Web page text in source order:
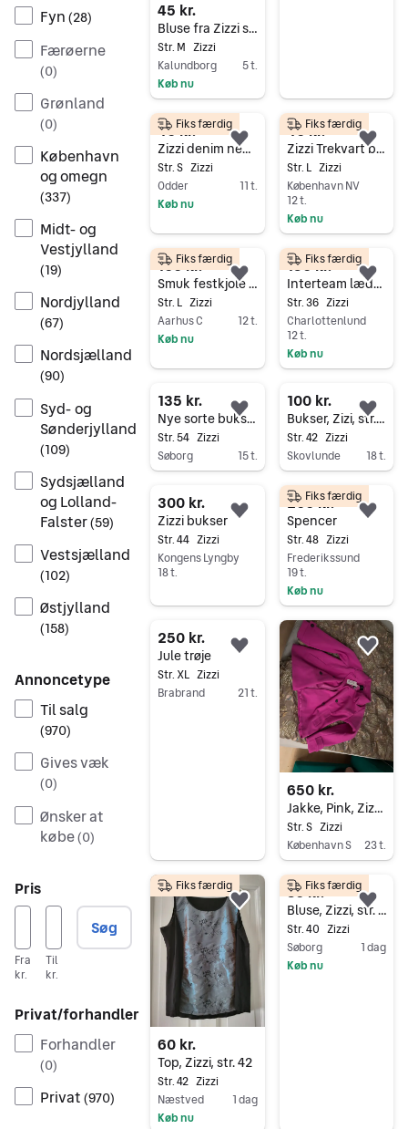
Fyn (28)
Færøerne
(0)
Grønland
(0)
København
og omegn
(337)
Midt- og
Vestjylland
(19)
Nordjylland
(67)
Nordsjælland
(90)
Syd- og
Sønderjylland
(109)
Sydsjælland
og Lolland-
Falster(59)
Vestsjælland
(102)
Østjylland
(158)
Annoncetype
Til salg
(970)
Gives væk
(0)
Ønsker at
købe(0)
Pris
Fra
kr.
Til
kr.
Søg
Privat/forhandler
Forhandler
(0)
Privat (970)
45 kr.
Bluse fra Zizzi str. M
Str. M Zizzi
Kalundborg
5 t.
Køb nu
40 kr.
Zizzi denim nederdel str. S (42/44)
Str. S Zizzi
Odder
11 t.
Køb nu
Fiks færdig
Føj til favoritter.
Gå til annoncen
40 kr.
Zizzi Trekvart bukser
Str. L Zizzi
København NV
12 t.
Køb nu
Fiks færdig
Føj
100 kr.
Smuk festkjole fra Zizzi
Str. L Zizzi
Aarhus C
12 t.
Køb nu
Fiks færdig
Føj til favoritter.
Gå til annoncen
150 kr.
Interteam lædernederdel str 36 brun
Str. 36 Zizzi
Charlottenlund
12 t.
Køb nu
Fiks færdig
Føj
135 kr.
Nye sorte bukser med hvide prikker
Str. 54 Zizzi
Søborg
15 t.
Føj til favoritter.
100 kr.
Bukser, Zizi, str. 42
Str. 42 Zizzi
Skovlunde
18 t.
Føj
300 kr.
Zizzi bukser
Str. 44 Zizzi
Kongens Lyngby
18 t.
Føj til favoritter.
Gå til annoncen
200 kr.
Spencer
Str. 48 Zizzi
Frederikssund
19 t.
Køb nu
Fiks færdig
250 kr.
Jule trøje
Str. XL Zizzi
Brabrand
21 t.
Føj til favoritter.
650 kr.
Jakke, Pink, Zizzi, S, 42/44 (nypris 749,95 kr.)
Str. S Zizzi
København S
23 t.
Føj
60 kr.
Top, Zizzi, str. 42
Str. 42 Zizzi
Næstved
1 dag
Køb nu
Fiks færdig
Føj til favoritter.
80 kr.
Bluse, Zizzi, str. 40
Str. 40 Zizzi
Søborg
1 dag
Køb nu
Fiks færdig
Føj